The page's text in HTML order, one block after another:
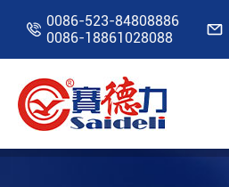
 0086-523-84808886
0086-18861028088

홈 자원 블로그